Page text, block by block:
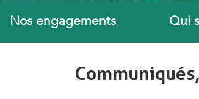
Nos engagements Qui